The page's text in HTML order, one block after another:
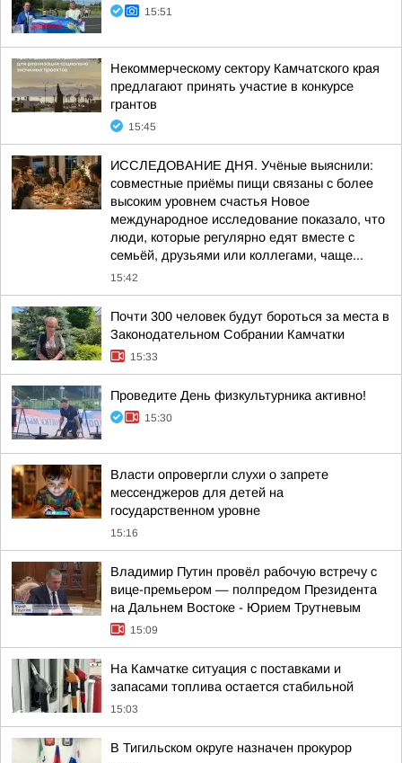
15:51
Некоммерческому сектору Камчатского края
предлагают принять участие в конкурсе
грантов
15:45
ИССЛЕДОВАНИЕ ДНЯ. Учёные выяснили:
совместные приёмы пищи связаны с более
высоким уровнем счастья Новое
международное исследование показало, что
люди, которые регулярно едят вместе с
семьёй, друзьями или коллегами, чаще...
15:42
Почти 300 человек будут бороться за места в
Законодательном Собрании Камчатки
15:33
Проведите День физкультурника активно!
15:30
Власти опровергли слухи о запрете
мессенджеров для детей на
государственном уровне
15:16
Владимир Путин провёл рабочую встречу с
вице-премьером — полпредом Президента
на Дальнем Востоке - Юрием Трутневым
15:09
На Камчатке ситуация с поставками и
запасами топлива остается стабильной
15:03
В Тигильском округе назначен прокурор